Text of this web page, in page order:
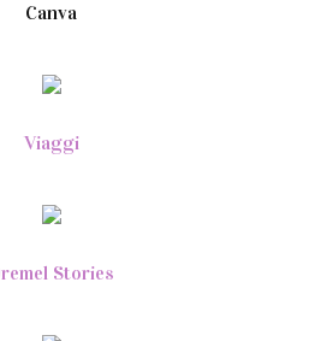
Canva
Viaggi
Stories